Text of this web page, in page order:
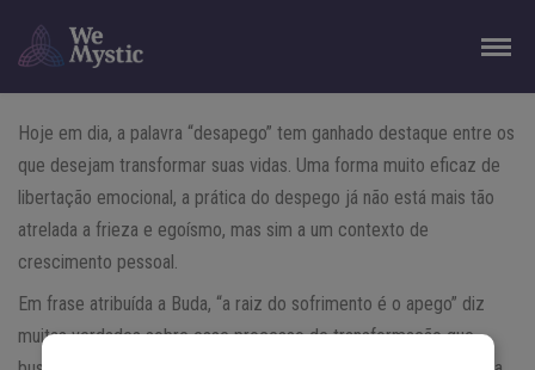
Hoje em dia, a palavra “desapego” tem ganhado destaque entre os
que desejam transformar suas vidas. Uma forma muito eficaz de
libertação emocional, a prática do despego já não está mais tão
atrelada a frieza e egoísmo, mas sim a um contexto de
crescimento pessoal.
Em frase atribuída a Buda, “a raiz do sofrimento é o apego” diz
muitas verdades sobre esse processo de transformação que